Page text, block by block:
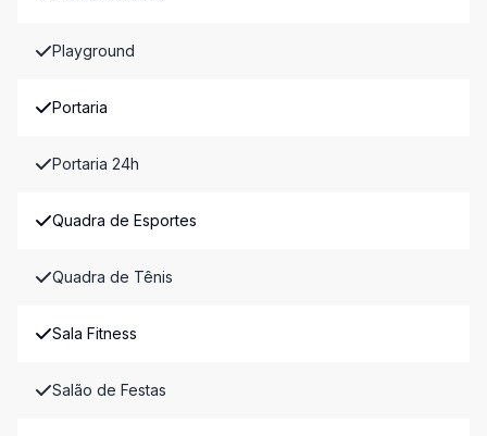
Playground
Portaria
Portaria 24h
Quadra de Esportes
Quadra de Tênis
Sala Fitness
Salão de Festas